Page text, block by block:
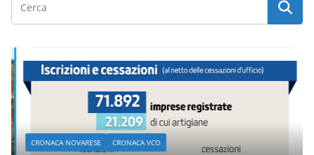
CRONACA NOVARESE CRONACA VCO